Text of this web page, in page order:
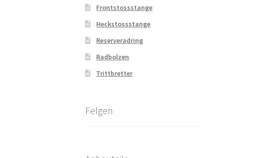
Frontstossstange
Heckstossstange
Reserveradring
Radbolzen
Trittbretter
Felgen